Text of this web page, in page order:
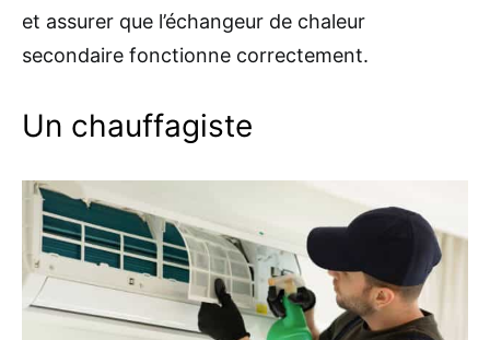
et assurer que l’échangeur de chaleur
secondaire fonctionne correctement.
Un chauffagiste